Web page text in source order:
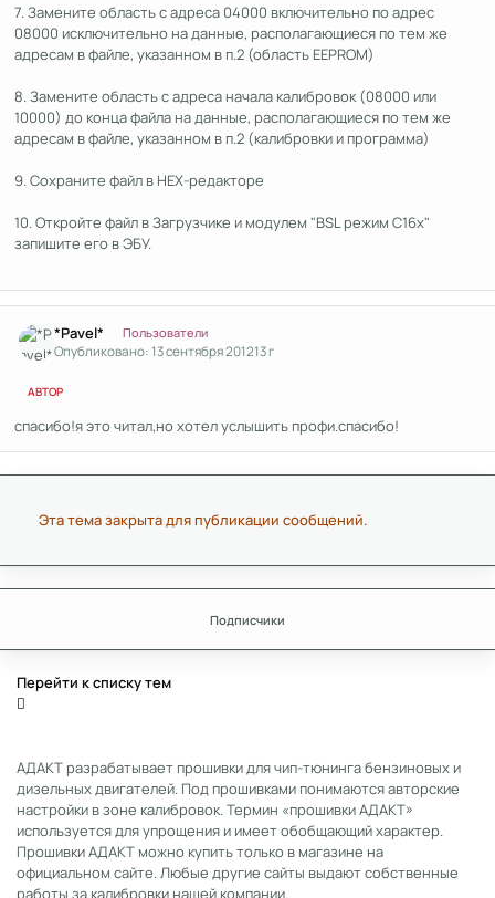
7. Замените область с адреса 04000 включительно по адрес
08000 исключительно на данные, располагающиеся по тем же
адресам в файле, указанном в п.2 (область EEPROM)
8. Замените область с адреса начала калибровок (08000 или
10000) до конца файла на данные, располагающиеся по тем же
адресам в файле, указанном в п.2 (калибровки и программа)
9. Сохраните файл в HEX-редакторе
10. Откройте файл в Загрузчике и модулем "BSL режим C16x"
запишите его в ЭБУ.
*Pavel* Пользователи
Опубликовано:13 сентября 201213 г
АВТОР
спасибо!я это читал,но хотел услышить профи.спасибо!
Эта тема закрыта для публикации сообщений.
Подписчики
Перейти к списку тем
АДАКТ разрабатывает прошивки для чип-тюнинга бензиновых и
дизельных двигателей. Под прошивками понимаются авторские
настройки в зоне калибровок. Термин «прошивки АДАКТ»
используется для упрощения и имеет обобщающий характер.
Прошивки АДАКТ можно купить только в магазине на
официальном сайте. Любые другие сайты выдают собственные
работы за калибровки нашей компании.